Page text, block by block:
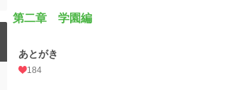
第二章 学園編
あとがき
184